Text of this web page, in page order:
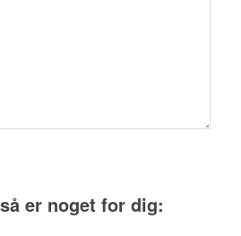
er noget for dig: